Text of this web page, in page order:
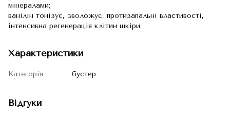
мінералами;
ванілін тонізує, зволожує, протизапальні властивості,
інтенсивна регенерація клітин шкіри.
Характеристики
Категорія бустер
Відгуки